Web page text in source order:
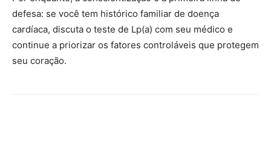
defesa: se você tem histórico familiar de doença
cardíaca, discuta o teste de Lp(a) com seu médico e
continue a priorizar os fatores controláveis que protegem
seu coração.